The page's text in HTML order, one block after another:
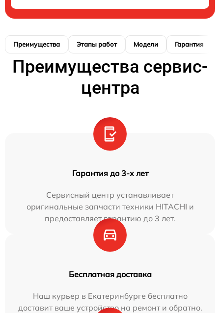
Преимущества Этапы работ Модели Гарантия
Преимущества сервис-
центра
Гарантия до 3-х лет
Сервисный центр устанавливает
оригинальные запчасти техники HITACHI и
предоставляет гарантию до 3 лет.
Бесплатная доставка
Наш курьер в Екатеринбурге бесплатно
доставит ваше устройство на ремонт и обратно.